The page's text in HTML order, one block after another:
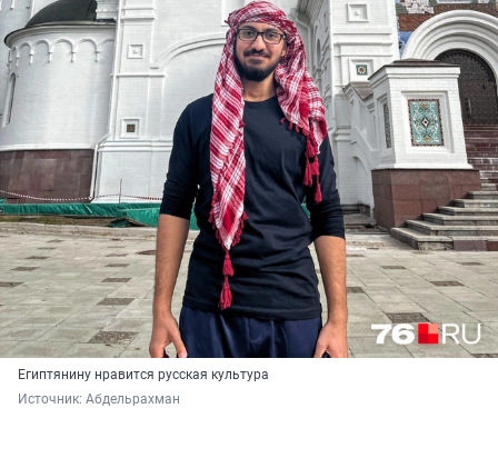
Египтянину нравится русская культура
Источник: Абдельрахман